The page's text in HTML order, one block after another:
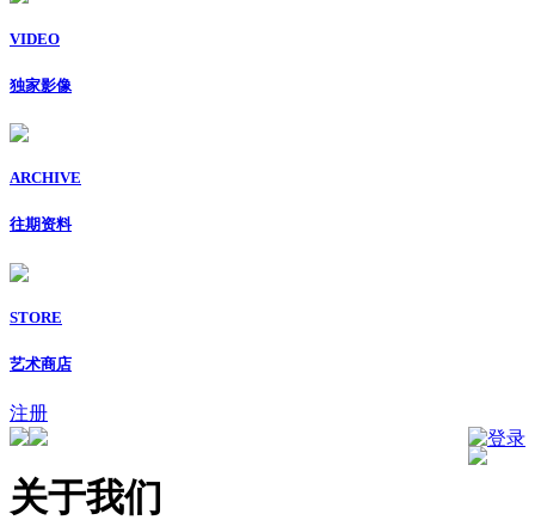
VIDEO
独家影像
ARCHIVE
往期资料
STORE
艺术商店
注册
登录
关于我们